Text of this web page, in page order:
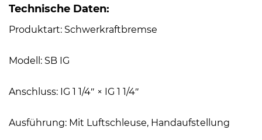
Technische Daten:
Produktart: Schwerkraftbremse
Modell: SB IG
Anschluss: IG 1 1/4″ × IG 1 1/4″
Ausführung: Mit Luftschleuse, Handaufstellung